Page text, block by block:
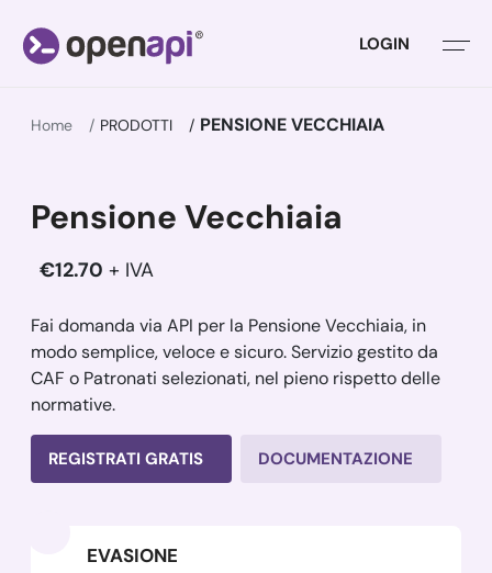
LOGIN
Home PRODOTTI PENSIONE VECCHIAIA
Pensione Vecchiaia
€12.70 + IVA
Fai domanda via API per la Pensione Vecchiaia, in
modo semplice, veloce e sicuro. Servizio gestito da
CAF o Patronati selezionati, nel pieno rispetto delle
normative.
REGISTRATI GRATIS DOCUMENTAZIONE
EVASIONE